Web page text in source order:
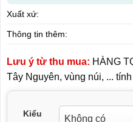
Xuất xứ:
Thông tin thêm:
Lưu ý từ thu mua: HÀNG
Tây Nguyên, vùng núi, ...
Kiểu